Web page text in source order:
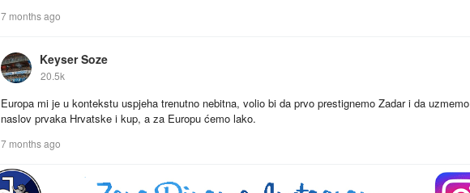
7 months ago
Keyser Soze
20.5k
Europa mi je u kontekstu uspjeha trenutno nebitna, volio bi da prvo prestignemo Zadar i da uzmemo
naslov prvaka Hrvatske i kup, a za Europu ćemo lako.
7 months ago